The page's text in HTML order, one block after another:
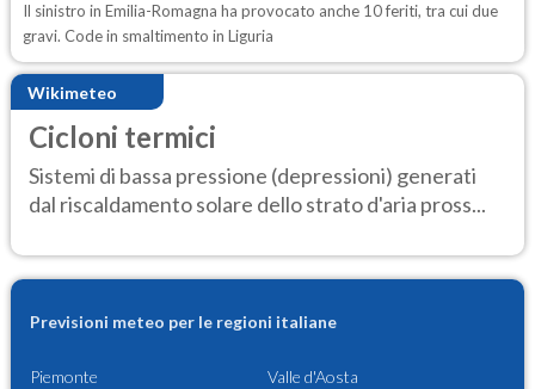
Il sinistro in Emilia-Romagna ha provocato anche 10 feriti, tra cui due
gravi. Code in smaltimento in Liguria
Wikimeteo
Cicloni termici
Sistemi di bassa pressione (depressioni) generati
dal riscaldamento solare dello strato d'aria pross...
Previsioni meteo per le regioni italiane
Piemonte Valle d'Aosta